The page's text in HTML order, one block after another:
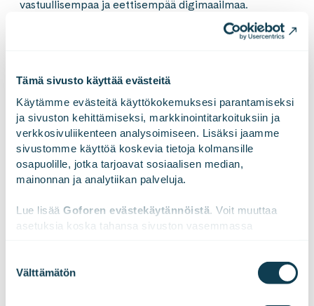
Tämä sivusto käyttää evästeitä
Käytämme evästeitä käyttökokemuksesi parantamiseksi
ja sivuston kehittämiseksi, markkinointitarkoituksiin ja
verkkosivuliikenteen analysoimiseen. Lisäksi jaamme
sivustomme käyttöä koskevia tietoja kolmansille
osapuolille, jotka tarjoavat sosiaalisen median,
mainonnan ja analytiikan palveluja.
Lue lisää Goforen evästekäytännöistä . Voit muuttaa
asetuksia koska tahansa sivuston vasemmassa
valinta
Välttämätön
vastuullisempaa ja eettisempää digimaailmaa.
Toimintaamme ohjaavat vahvat arvomme: olemme
jokaiselle hyvä työpaikka, ja elämme asiakkaidemme
Helsinki Oy:ssä. Visiomme on olla merkittävin
eurooppalainen digitaalisen muutoksen
asiantuntijayritys. Tutustu meihin paremmin
osoitteessawww.gofore.com.
JAA LinkedInissä
X:ssäFacebookissa